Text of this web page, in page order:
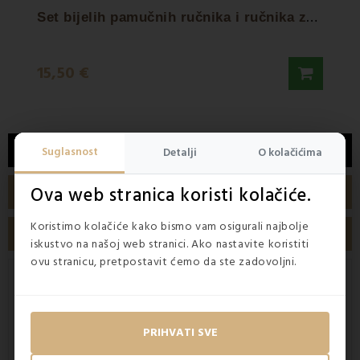
Suglasnost Detalji O kolačićima
Ova web stranica koristi kolačiće.
Koristimo kolačiće kako bismo vam osigurali najbolje
iskustvo na našoj web stranici. Ako nastavite koristiti
ovu stranicu, pretpostavit ćemo da ste zadovoljni.
PRIHVATI SVE
S
et bijelih pamučnih ručnika i ručnika za...
15,50 €
OPIS
DETALJI PROIZVODA
ETS RECENZIJE
, bez dodatnih vlakana. Karakterizira ih izvrsna
upijanja. EMI pamučni ručnici i ručnici imaju dobru vlačnu